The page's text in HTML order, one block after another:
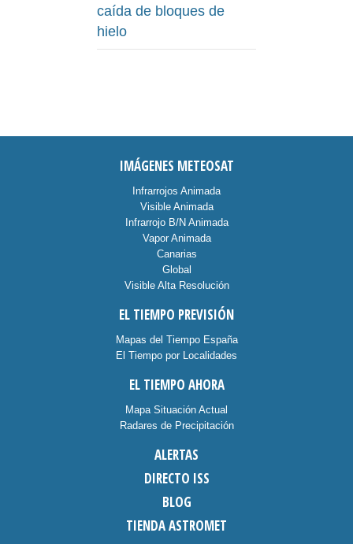
caída de bloques de
hielo
IMÁGENES METEOSAT
Infrarrojos Animada
Visible Animada
Infrarrojo B/N Animada
Vapor Animada
Canarias
Global
Visible Alta Resolución
EL TIEMPO PREVISIÓN
Mapas del Tiempo España
El Tiempo por Localidades
EL TIEMPO AHORA
Mapa Situación Actual
Radares de Precipitación
ALERTAS
DIRECTO ISS
BLOG
TIENDA ASTROMET